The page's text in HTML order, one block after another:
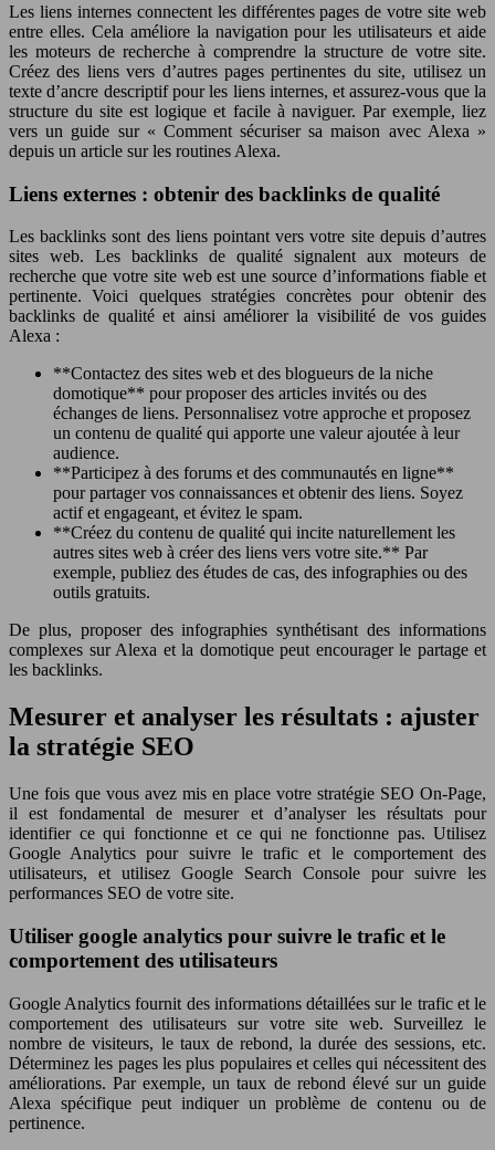
Les liens internes connectent les différentes pages de votre site web
entre elles. Cela améliore la navigation pour les utilisateurs et aide
les moteurs de recherche à comprendre la structure de votre site.
Créez des liens vers d’autres pages pertinentes du site, utilisez un
texte d’ancre descriptif pour les liens internes, et assurez-vous que la
structure du site est logique et facile à naviguer. Par exemple, liez
vers un guide sur « Comment sécuriser sa maison avec Alexa »
depuis un article sur les routines Alexa.
Liens externes : obtenir des backlinks de qualité
Les backlinks sont des liens pointant vers votre site depuis d’autres
sites web. Les backlinks de qualité signalent aux moteurs de
recherche que votre site web est une source d’informations fiable et
pertinente. Voici quelques stratégies concrètes pour obtenir des
backlinks de qualité et ainsi améliorer la visibilité de vos guides
Alexa :
**Contactez des sites web et des blogueurs de la niche
domotique** pour proposer des articles invités ou des
échanges de liens. Personnalisez votre approche et proposez
un contenu de qualité qui apporte une valeur ajoutée à leur
audience.
**Participez à des forums et des communautés en ligne**
pour partager vos connaissances et obtenir des liens. Soyez
actif et engageant, et évitez le spam.
**Créez du contenu de qualité qui incite naturellement les
autres sites web à créer des liens vers votre site.** Par
exemple, publiez des études de cas, des infographies ou des
outils gratuits.
De plus, proposer des infographies synthétisant des informations
complexes sur Alexa et la domotique peut encourager le partage et
les backlinks.
Mesurer et analyser les résultats : ajuster
la stratégie SEO
Une fois que vous avez mis en place votre stratégie SEO On-Page,
il est fondamental de mesurer et d’analyser les résultats pour
identifier ce qui fonctionne et ce qui ne fonctionne pas. Utilisez
Google Analytics pour suivre le trafic et le comportement des
utilisateurs, et utilisez Google Search Console pour suivre les
performances SEO de votre site.
Utiliser google analytics pour suivre le trafic et le
comportement des utilisateurs
Google Analytics fournit des informations détaillées sur le trafic et le
comportement des utilisateurs sur votre site web. Surveillez le
nombre de visiteurs, le taux de rebond, la durée des sessions, etc.
Déterminez les pages les plus populaires et celles qui nécessitent des
améliorations. Par exemple, un taux de rebond élevé sur un guide
Alexa spécifique peut indiquer un problème de contenu ou de
pertinence.